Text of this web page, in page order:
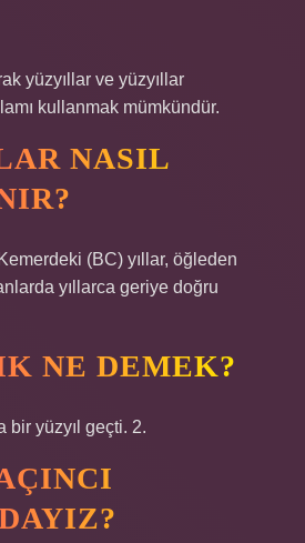
yüzyıllar ve yüzyıllar
kullanmak mümkündür.
NASIL
(BC) yıllar, öğleden
yıllarca geriye doğru
NE DEMEK?
bir yüzyıl geçti. 2.